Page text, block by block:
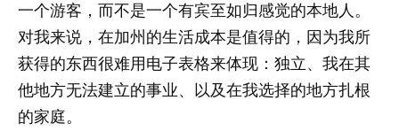
一个游客，而不是一个有宾至如归感觉的本地人。
对我来说，在加州的生活成本是值得的，因为我所
获得的东西很难用电子表格来体现：独立、我在其
他地方无法建立的事业、以及在我选择的地方扎根
的家庭。